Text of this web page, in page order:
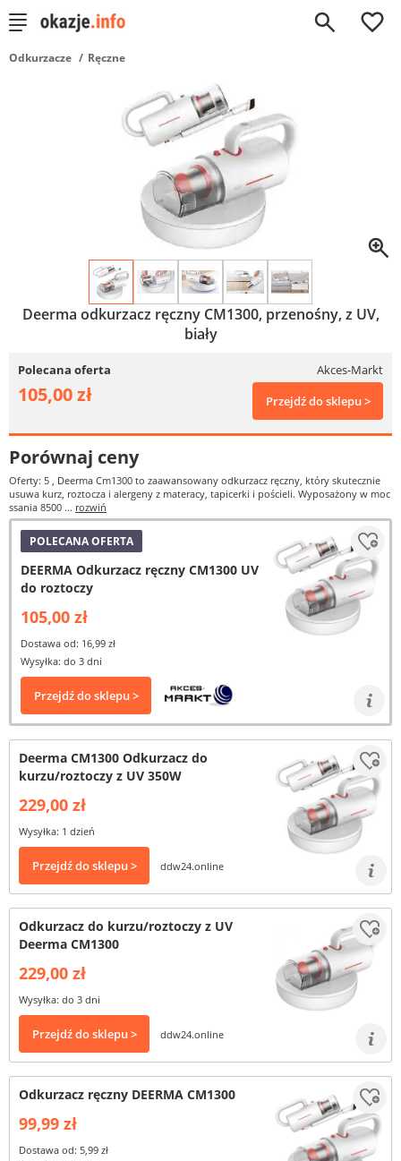
0
Odkurzacze Ręczne
Deerma odkurzacz ręczny CM1300, przenośny, z UV,
biały
Polecana oferta Akces-Markt
105,00 zł Przejdź do sklepu >
Porównaj ceny
Oferty: 5 , Deerma Cm1300 to zaawansowany odkurzacz ręczny, który skutecznie
usuwa kurz, roztocza i alergeny z materacy, tapicerki i pościeli. Wyposażony w moc
ssania 8500 ... rozwiń
POLECANA OFERTA
DEERMA Odkurzacz ręczny CM1300 UV
do roztoczy
105,00 zł
Dostawa od: 16,99 zł
Wysyłka: do 3 dni
Przejdź do sklepu >
Deerma CM1300 Odkurzacz do
kurzu/roztoczy z UV 350W
229,00 zł
Wysyłka: 1 dzień
Przejdź do sklepu > ddw24.online
Odkurzacz do kurzu/roztoczy z UV
Deerma CM1300
229,00 zł
Wysyłka: do 3 dni
Przejdź do sklepu > ddw24.online
Odkurzacz ręczny DEERMA CM1300
99,99 zł
Dostawa od: 5,99 zł